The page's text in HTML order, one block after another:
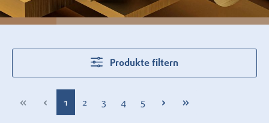
Produkte filtern
Seite
1 Seite
2 Seite
3 Seite
4 Seite
5